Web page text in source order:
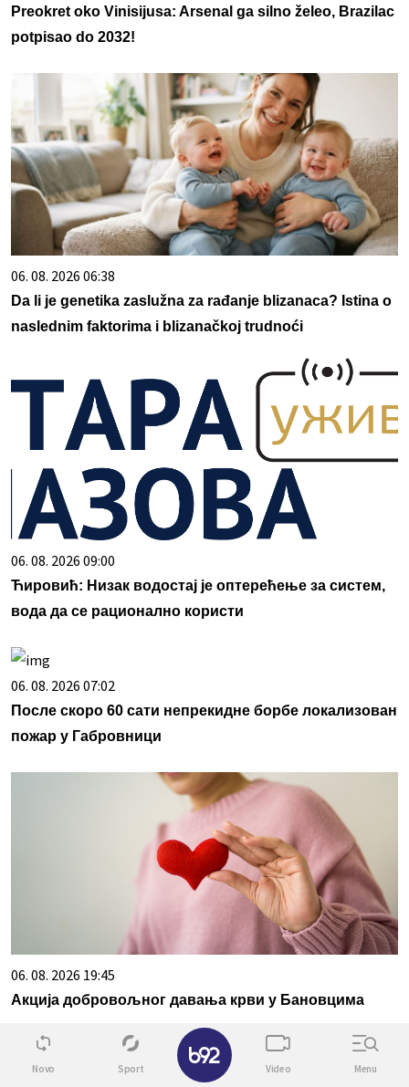
Preokret oko Vinisijusa: Arsenal ga silno želeo, Brazilac
potpisao do 2032!
06. 08. 2026 06:38
Da li je genetika zaslužna za rađanje blizanaca? Istina o
naslednim faktorima i blizanačkoj trudnoći
06. 08. 2026 09:00
Ћировић: Низак водостај је оптерећење за систем,
вода да се рационално користи
06. 08. 2026 07:02
После скоро 60 сати непрекидне борбе локализован
пожар у Габровници
06. 08. 2026 19:45
Акција добровољног давања крви у Бановцима
Novo Sport Video Menu
✕